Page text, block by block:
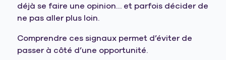
déjà se faire une opinion… et parfois décider de
ne pas aller plus loin.
Comprendre ces signaux permet d’éviter de
passer à côté d’une opportunité.